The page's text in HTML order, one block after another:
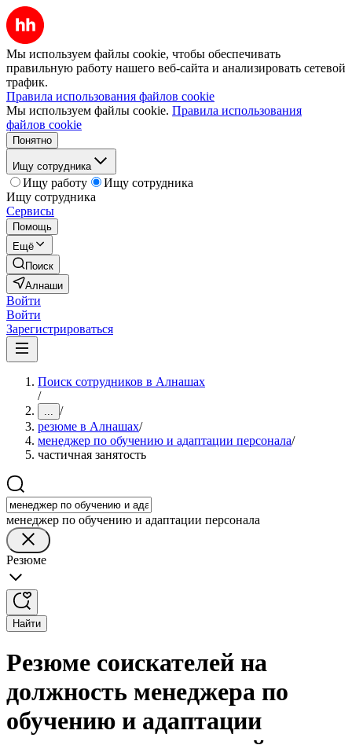
Мы используем файлы cookie, чтобы обеспечивать
правильную работу нашего веб-сайта и анализировать сетевой
трафик.
Правила использования файлов cookie
Мы используем файлы cookie. Правила использования
файлов cookie
Понятно
Ищу сотрудника
Ищу работу
Ищу сотрудника
Ищу сотрудника
Сервисы
Помощь
Ещё
Поиск
Алнаши
Войти
Войти
Зарегистрироваться
Поиск сотрудников в Алнашах
/
... /
резюме в Алнашах/
менеджер по обучению и адаптации персонала/
частичная занятость
менеджер по обучению и адаптации персонала
Резюме
Найти
Резюме соискателей на
должность менеджера по
обучению и адаптации